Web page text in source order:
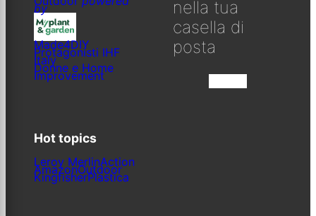
by
Made4DIY
Protagonisti IHF
Italy
Donne e Home
Improvement
Hot topics
Leroy MerlinAction
AmazonOutdoor
KingfisherPlastica
nella tua
casella di
posta